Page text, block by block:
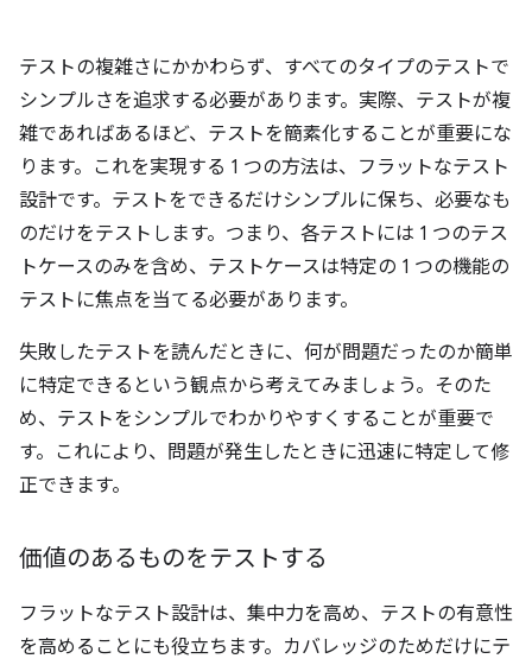
テストの複雑さにかかわらず、すべてのタイプのテストで
シンプルさを追求する必要があります。実際、テストが複
雑であればあるほど、テストを簡素化することが重要にな
ります。これを実現する 1 つの方法は、フラットなテスト
設計です。テストをできるだけシンプルに保ち、必要なも
のだけをテストします。つまり、各テストには 1 つのテス
トケースのみを含め、テストケースは特定の 1 つの機能の
テストに焦点を当てる必要があります。
失敗したテストを読んだときに、何が問題だったのか簡単
に特定できるという観点から考えてみましょう。そのた
め、テストをシンプルでわかりやすくすることが重要で
す。これにより、問題が発生したときに迅速に特定して修
正できます。
価値のあるものをテストする
フラットなテスト設計は、集中力を高め、テストの有意性
を高めることにも役立ちます。カバレッジのためだけにテ